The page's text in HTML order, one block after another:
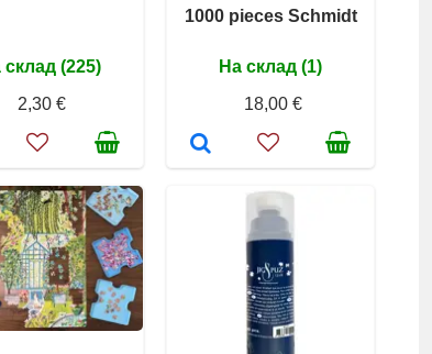
склад (225)
2,30 €
1000 pieces Schmidt
На склад (1)
18,00 €